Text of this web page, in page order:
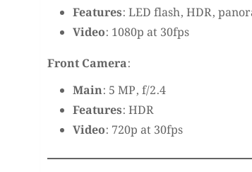
Features: LED flash, HDR,
Video: 1080p at 30fps
Front Camera:
Main: 5 MP, f/2.4
Features: HDR
Video: 720p at 30fps